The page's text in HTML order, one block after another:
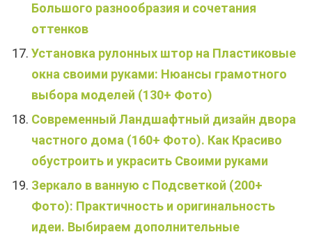
Большого разнообразия и сочетания
оттенков
Установка рулонных штор на Пластиковые
окна своими руками: Нюансы грамотного
выбора моделей (130+ Фото)
Современный Ландшафтный дизайн двора
частного дома (160+ Фото). Как Красиво
обустроить и украсить Своими руками
Зеркало в ванную с Подсветкой (200+
Фото): Практичность и оригинальность
идеи. Выбираем дополнительные